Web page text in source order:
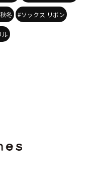
冬 #ソックス リボン
ル